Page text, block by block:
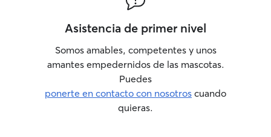
Asistencia de primer nivel
Somos amables, competentes y unos
amantes empedernidos de las mascotas.
Puedes
ponerte en contacto con nosotros cuando
quieras.